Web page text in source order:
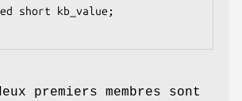
premiers membres sont